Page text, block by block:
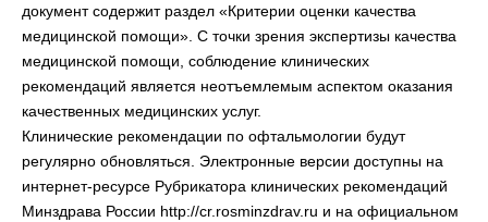
документ содержит раздел «Критерии оценки качества
медицинской помощи». С точки зрения экспертизы качества
медицинской помощи, соблюдение клинических
рекомендаций является неотъемлемым аспектом оказания
качественных медицинских услуг.
Клинические рекомендации по офтальмологии будут
регулярно обновляться. Электронные версии доступны на
интернет-ресурсе Рубрикатора клинических рекомендаций
Минздрава России http://cr.rosminzdrav.ru и на официальном